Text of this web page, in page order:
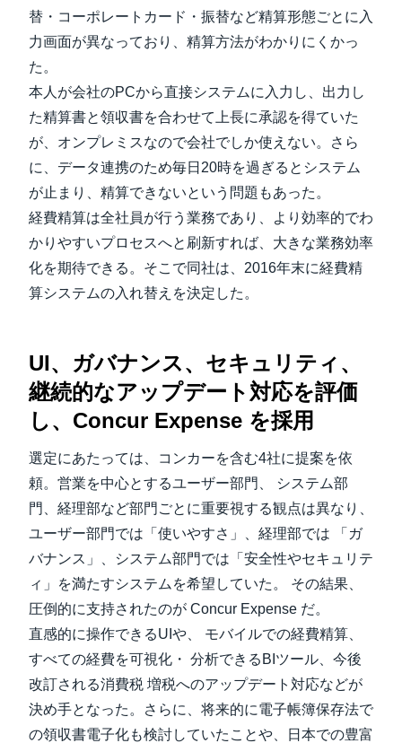
替・コーポレートカード・振替など精算形態ごとに入
力画面が異なっており、精算方法がわかりにくかっ
た。
本人が会社のPCから直接システムに入力し、出力し
た精算書と領収書を合わせて上長に承認を得ていた
が、オンプレミスなので会社でしか使えない。さら
に、データ連携のため毎日20時を過ぎるとシステム
が止まり、精算できないという問題もあった。
経費精算は全社員が行う業務であり、より効率的でわ
かりやすいプロセスへと刷新すれば、大きな業務効率
化を期待できる。そこで同社は、2016年末に経費精
算システムの入れ替えを決定した。
UI、ガバナンス、セキュリティ、
継続的なアップデート対応を評価
し、Concur Expense を採用
選定にあたっては、コンカーを含む4社に提案を依
頼。営業を中心とするユーザー部門、 システム部
門、経理部など部門ごとに重要視する観点は異なり、
ユーザー部門では「使いやすさ」、経理部では 「ガ
バナンス」、システム部門では「安全性やセキュリテ
ィ」を満たすシステムを希望していた。 その結果、
圧倒的に支持されたのが Concur Expense だ。
直感的に操作できるUIや、 モバイルでの経費精算、
すべての経費を可視化・ 分析できるBIツール、今後
改訂される消費税 増税へのアップデート対応などが
決め手となった。さらに、将来的に電子帳簿保存法で
の領収書電子化も検討していたことや、日本での豊富